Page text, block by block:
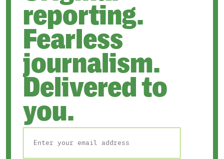
reporting.
Fearless
journalism.
Delivered to
you.